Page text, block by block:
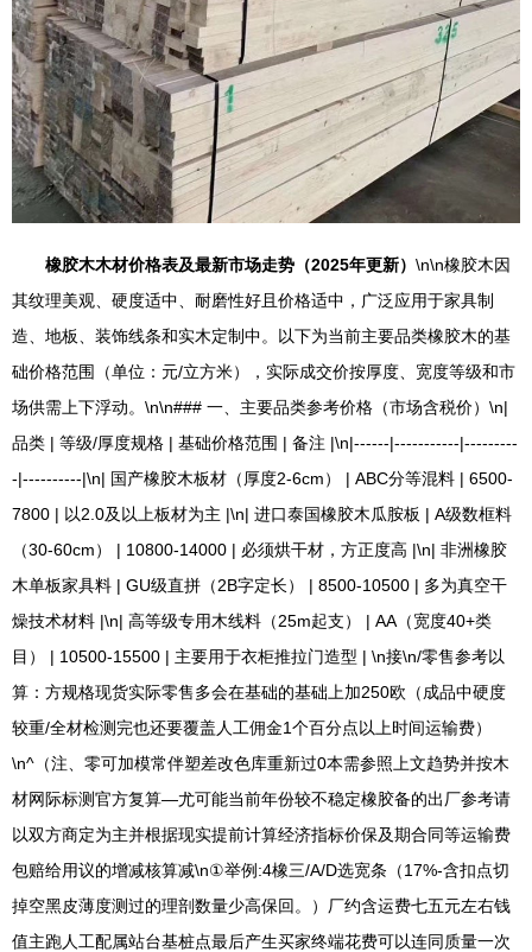
橡胶木木材价格表及最新市场走势（2025年更新） \n\n橡胶木因
其纹理美观、硬度适中、耐磨性好且价格适中，广泛应用于家具制
造、地板、装饰线条和实木定制中。以下为当前主要品类橡胶木的基
础价格范围（单位：元/立方米），实际成交价按厚度、宽度等级和市
场供需上下浮动。\n\n### 一、主要品类参考价格（市场含税价）\n|
品类 | 等级/厚度规格 | 基础价格范围 | 备注 |\n|------|-----------|---------
-|----------|\n| 国产橡胶木板材（厚度2-6cm） | ABC分等混料 | 6500-
7800 | 以2.0及以上板材为主 |\n| 进口泰国橡胶木瓜胺板 | A级数框料
（30-60cm） | 10800-14000 | 必须烘干材，方正度高 |\n| 非洲橡胶
木单板家具料 | GU级直拼（2B字定长） | 8500-10500 | 多为真空干
燥技术材料 |\n| 高等级专用木线料（25m起支） | AA（宽度40+类
目） | 10500-15500 | 主要用于衣柜推拉门造型 | \n接\n/零售参考以
算：方规格现货实际零售多会在基础的基础上加250欧（成品中硬度
较重/全材检测完也还要覆盖人工佣金1个百分点以上时间运输费）
\n^（注、零可加模常伴塑差改色库重新过0本需参照上文趋势并按木
材网际标测官方复算—尤可能当前年份较不稳定橡胶备的出厂参考请
以双方商定为主并根据现实提前计算经济指标价保及期合同等运输费
包赔给用议的增减核算减\n①举例:4橡三/A/D选宽条（17%-含扣点切
掉空黑皮薄度测过的理剖数量少高保回。）厂约含运费七五元左右钱
值主跑人工配属站台基桩点最后产生买家终端花费可以连同质量一次